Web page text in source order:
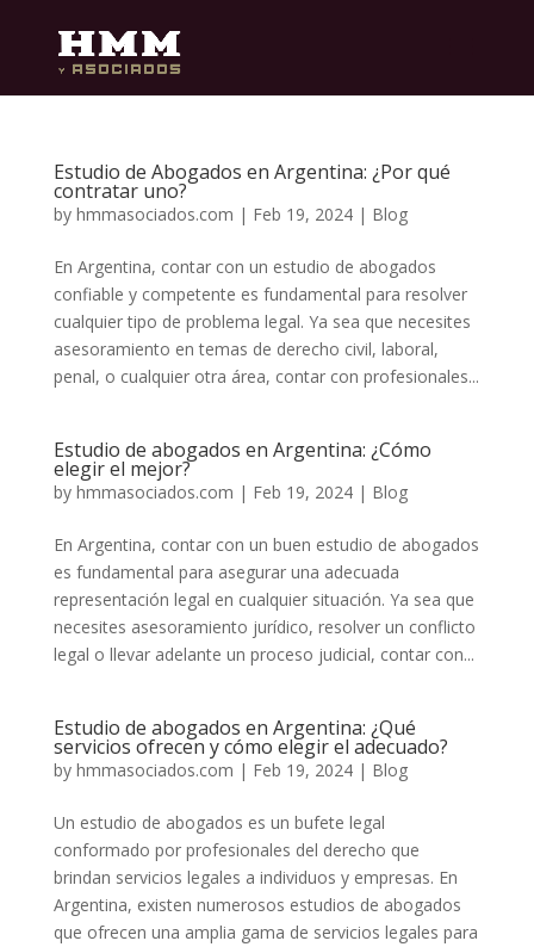
Estudio de Abogados en Argentina: ¿Por qué
contratar uno?
by hmmasociados.com | Feb 19, 2024| Blog
En Argentina, contar con un estudio de abogados
confiable y competente es fundamental para resolver
cualquier tipo de problema legal. Ya sea que necesites
asesoramiento en temas de derecho civil, laboral,
penal, o cualquier otra área, contar con profesionales...
Estudio de abogados en Argentina: ¿Cómo
elegir el mejor?
by hmmasociados.com | Feb 19, 2024| Blog
En Argentina, contar con un buen estudio de abogados
es fundamental para asegurar una adecuada
representación legal en cualquier situación. Ya sea que
necesites asesoramiento jurídico, resolver un conflicto
legal o llevar adelante un proceso judicial, contar con...
Estudio de abogados en Argentina: ¿Qué
servicios ofrecen y cómo elegir el adecuado?
by hmmasociados.com | Feb 19, 2024| Blog
Un estudio de abogados es un bufete legal
conformado por profesionales del derecho que
brindan servicios legales a individuos y empresas. En
Argentina, existen numerosos estudios de abogados
que ofrecen una amplia gama de servicios legales para